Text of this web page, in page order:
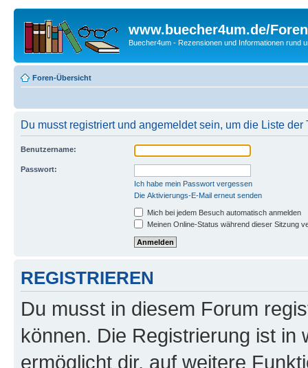
www.buecher4um.de/Foren
Buecher4um - Rezensionen und Informationen rund
Foren-Übersicht
Du musst registriert und angemeldet sein, um die Liste
Benutzername:
Passwort:
Ich habe mein Passwort vergessen
Die Aktivierungs-E-Mail erneut senden
Mich bei jedem Besuch automatisch anmelden
Meinen Online-Status während dieser Sitzung
REGISTRIEREN
Du musst in diesem Forum
können. Die Registrierung ist in
ermöglicht dir, auf weitere